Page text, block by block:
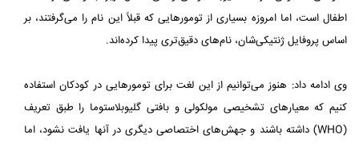
اطفال است، اما امروزه بسیاری از تومورهایی که قبلاً این نام را می‌گرفتند، بر
اساس پروفایل ژنتیکی‌شان، نام‌های دقیق‌تری پیدا کرده‌اند.
وی ادامه داد: هنوز می‌توانیم از این لغت برای تومورهایی در کودکان استفاده
کنیم که معیارهای تشخیصی مولکولی و بافتی گلیوبلاستوما را طبق تعریف
(WHO) داشته باشند و جهش‌های اختصاصی دیگری در آنها یافت نشود، اما